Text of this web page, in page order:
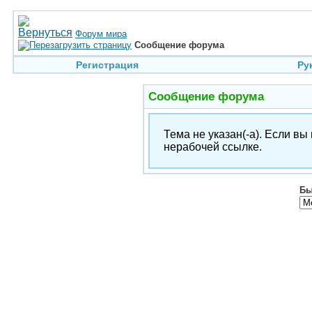
Форум мира
Сообщение форума
Регистрация
Сообщение форума
Тема не указан(-а). Если
нерабочей ссылке.